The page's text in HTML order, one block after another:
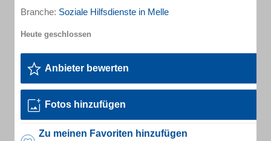
Branche: Soziale Hilfsdienste in Melle
Anbieter bewerten
Fotos hinzufügen
Zu meinen Favoriten hinzufügen